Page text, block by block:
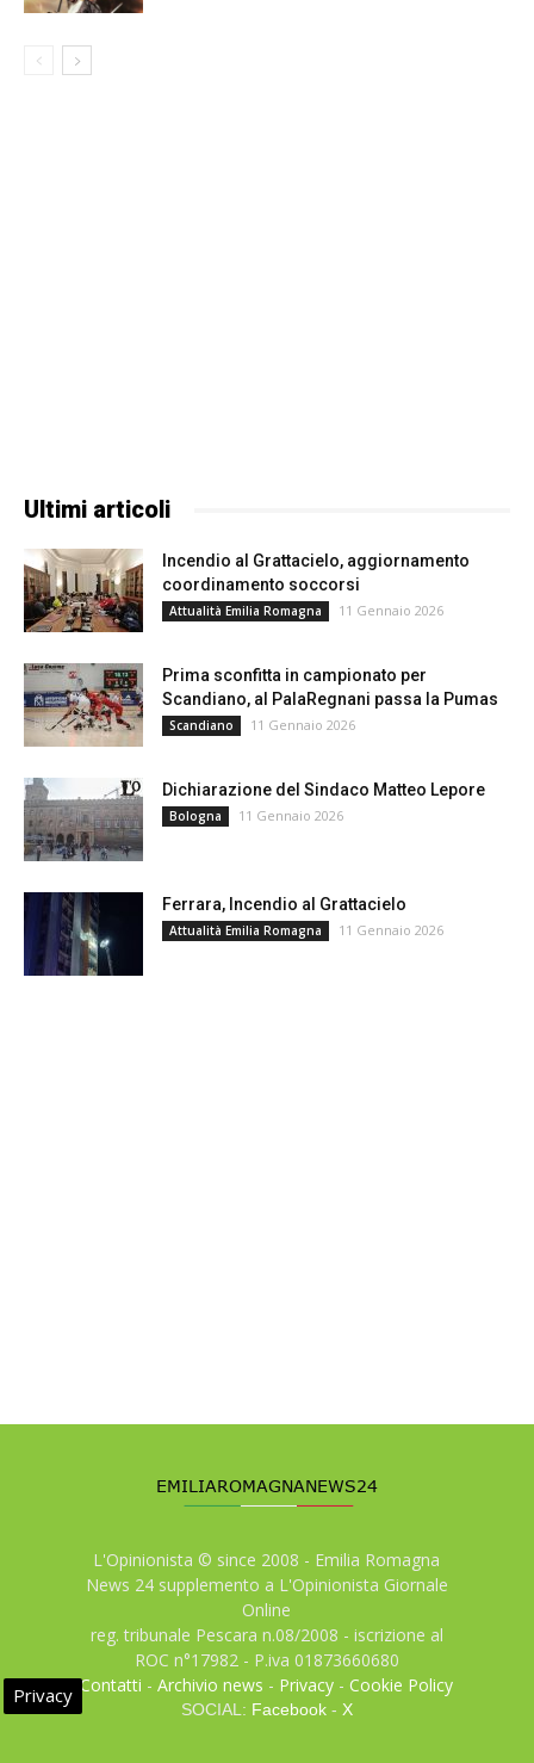
Ultimi articoli
Incendio al Grattacielo, aggiornamento
coordinamento soccorsi
Attualità Emilia Romagna 11 Gennaio 2026
Prima sconfitta in campionato per
Scandiano, al PalaRegnani passa la Pumas
Scandiano 11 Gennaio 2026
Dichiarazione del Sindaco Matteo Lepore
Bologna 11 Gennaio 2026
Ferrara, Incendio al Grattacielo
Attualità Emilia Romagna 11 Gennaio 2026
L'Opinionista © since 2008 - Emilia Romagna
News 24 supplemento a L'Opinionista Giornale
Online
reg. tribunale Pescara n.08/2008 - iscrizione al
ROC n°17982 - P.iva 01873660680
Contatti -Archivio news - Privacy -Cookie Policy
SOCIAL: Facebook- X
Privacy